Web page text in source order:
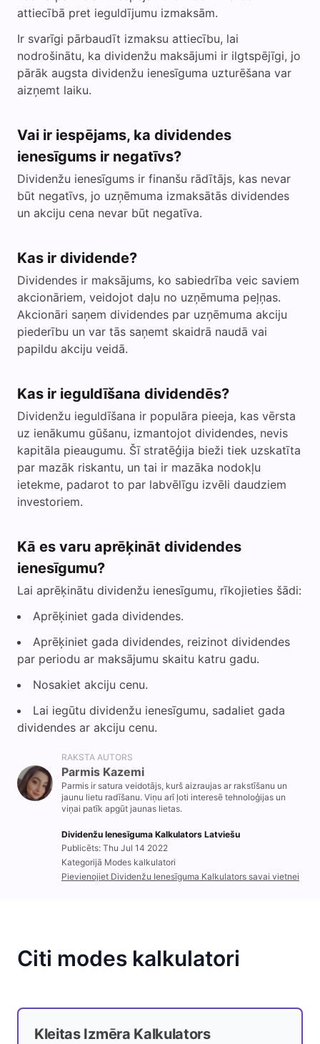
attiecībā pret ieguldījumu izmaksām.
Ir svarīgi pārbaudīt izmaksu attiecību, lai
nodrošinātu, ka dividenžu maksājumi ir ilgtspējīgi, jo
pārāk augsta dividenžu ienesīguma uzturēšana var
aizņemt laiku.
Vai ir iespējams, ka dividendes
ienesīgums ir negatīvs?
Dividenžu ienesīgums ir finanšu rādītājs, kas nevar
būt negatīvs, jo uzņēmuma izmaksātās dividendes
un akciju cena nevar būt negatīva.
Kas ir dividende?
Dividendes ir maksājums, ko sabiedrība veic saviem
akcionāriem, veidojot daļu no uzņēmuma peļņas.
Akcionāri saņem dividendes par uzņēmuma akciju
piederību un var tās saņemt skaidrā naudā vai
papildu akciju veidā.
Kas ir ieguldīšana dividendēs?
Dividenžu ieguldīšana ir populāra pieeja, kas vērsta
uz ienākumu gūšanu, izmantojot dividendes, nevis
kapitāla pieaugumu. Šī stratēģija bieži tiek uzskatīta
par mazāk riskantu, un tai ir mazāka nodokļu
ietekme, padarot to par labvēlīgu izvēli daudziem
investoriem.
Kā es varu aprēķināt dividendes
ienesīgumu?
Lai aprēķinātu dividenžu ienesīgumu, rīkojieties šādi:
Aprēķiniet gada dividendes.
Aprēķiniet gada dividendes, reizinot dividendes
par periodu ar maksājumu skaitu katru gadu.
Nosakiet akciju cenu.
Lai iegūtu dividenžu ienesīgumu, sadaliet gada
dividendes ar akciju cenu.
RAKSTA AUTORS
Parmis Kazemi
Parmis ir satura veidotājs, kurš aizraujas ar rakstīšanu un
jaunu lietu radīšanu. Viņu arī ļoti interesē tehnoloģijas un
viņai patīk apgūt jaunas lietas.
Dividenžu Ienesīguma Kalkulators Latviešu
Publicēts: Thu Jul 14 2022
Kategorijā Modes kalkulatori
Pievienojiet Dividenžu Ienesīguma Kalkulators savai vietnei
Citi modes kalkulatori
Kleitas Izmēra Kalkulators